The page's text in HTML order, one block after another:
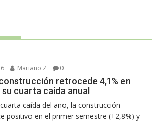
Mariano Z 0
retrocede 4,1% en
cuarta caída anual
caída del año, la construcción
positivo en el primer semestre (+2,8%) y